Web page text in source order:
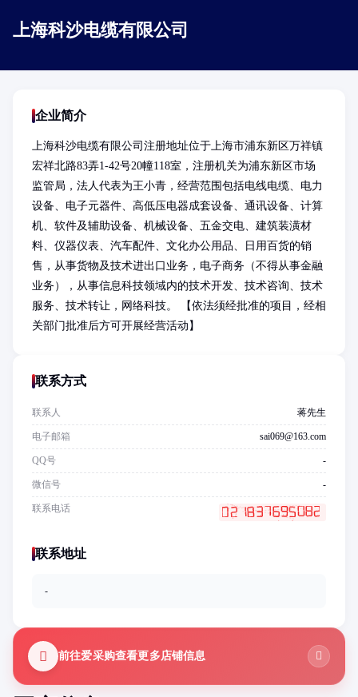
上海科沙电缆有限公司
企业简介
上海科沙电缆有限公司注册地址位于上海市浦东新区万祥镇
宏祥北路83弄1-42号20幢118室，注册机关为浦东新区市场
监管局，法人代表为王小青，经营范围包括电线电缆、电力
设备、电子元器件、高低压电器成套设备、通讯设备、计算
机、软件及辅助设备、机械设备、五金交电、建筑装潢材
料、仪器仪表、汽车配件、文化办公用品、日用百货的销
售，从事货物及技术进出口业务，电子商务（不得从事金融
业务），从事信息科技领域内的技术开发、技术咨询、技术
服务、技术转让，网络科技。 【依法须经批准的项目，经相
关部门批准后方可开展经营活动】
联系方式
联系人 蒋先生
电子邮箱 sai069@163.com
QQ号 -
微信号 -
联系电话
联系地址
-
前往爱采购查看更多店铺信息